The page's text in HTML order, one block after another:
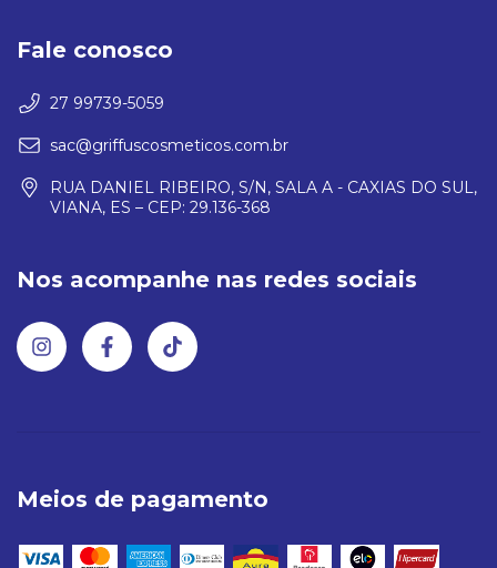
Fale conosco
27 99739-5059
sac@griffuscosmeticos.com.br
RUA DANIEL RIBEIRO, S/N, SALA A - CAXIAS DO SUL,
VIANA, ES – CEP: 29.136-368
Nos acompanhe nas redes sociais
Meios de pagamento